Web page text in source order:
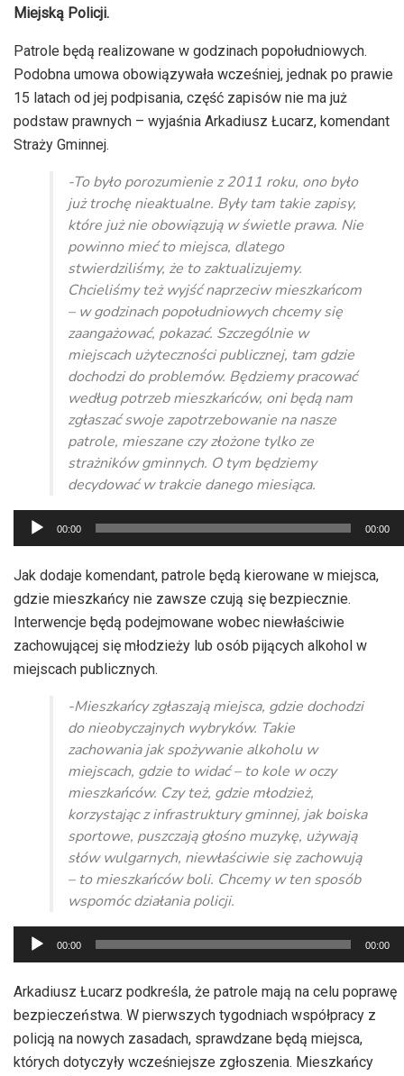
Miejską Policji.
Patrole będą realizowane w godzinach popołudniowych.
Podobna umowa obowiązywała wcześniej, jednak po prawie
15 latach od jej podpisania, część zapisów nie ma już
podstaw prawnych – wyjaśnia Arkadiusz Łucarz, komendant
Straży Gminnej.
-To było porozumienie z 2011 roku, ono było
już trochę nieaktualne. Były tam takie zapisy,
które już nie obowiązują w świetle prawa. Nie
powinno mieć to miejsca, dlatego
stwierdziliśmy, że to zaktualizujemy.
Chcieliśmy też wyjść naprzeciw mieszkańcom
– w godzinach popołudniowych chcemy się
zaangażować, pokazać. Szczególnie w
miejscach użyteczności publicznej, tam gdzie
dochodzi do problemów. Będziemy pracować
według potrzeb mieszkańców, oni będą nam
zgłaszać swoje zapotrzebowanie na nasze
patrole, mieszane czy złożone tylko ze
strażników gminnych. O tym będziemy
decydować w trakcie danego miesiąca.
Odtwarzacz
plików
dźwiękowych
00:00 00:00
Jak dodaje komendant, patrole będą kierowane w miejsca,
gdzie mieszkańcy nie zawsze czują się bezpiecznie.
Interwencje będą podejmowane wobec niewłaściwie
zachowującej się młodzieży lub osób pijących alkohol w
miejscach publicznych.
-Mieszkańcy zgłaszają miejsca, gdzie dochodzi
do nieobyczajnych wybryków. Takie
zachowania jak spożywanie alkoholu w
miejscach, gdzie to widać – to kole w oczy
mieszkańców. Czy też, gdzie młodzież,
korzystając z infrastruktury gminnej, jak boiska
sportowe, puszczają głośno muzykę, używają
słów wulgarnych, niewłaściwie się zachowują
– to mieszkańców boli. Chcemy w ten sposób
wspomóc działania policji.
Odtwarzacz
plików
dźwiękowych
00:00 00:00
Arkadiusz Łucarz podkreśla, że patrole mają na celu poprawę
bezpieczeństwa. W pierwszych tygodniach współpracy z
policją na nowych zasadach, sprawdzane będą miejsca,
których dotyczyły wcześniejsze zgłoszenia. Mieszkańcy